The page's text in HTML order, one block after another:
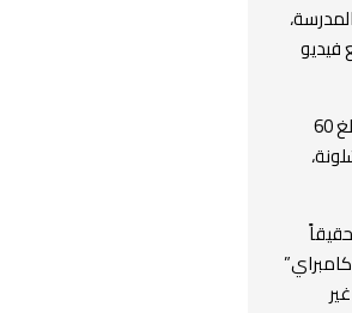
وحسب موقع كاتولنيا 247، فإن التحقيقات بينت أنه عدد الطلاب الذين تعرضوا للتحرش من قبله بلغ 60